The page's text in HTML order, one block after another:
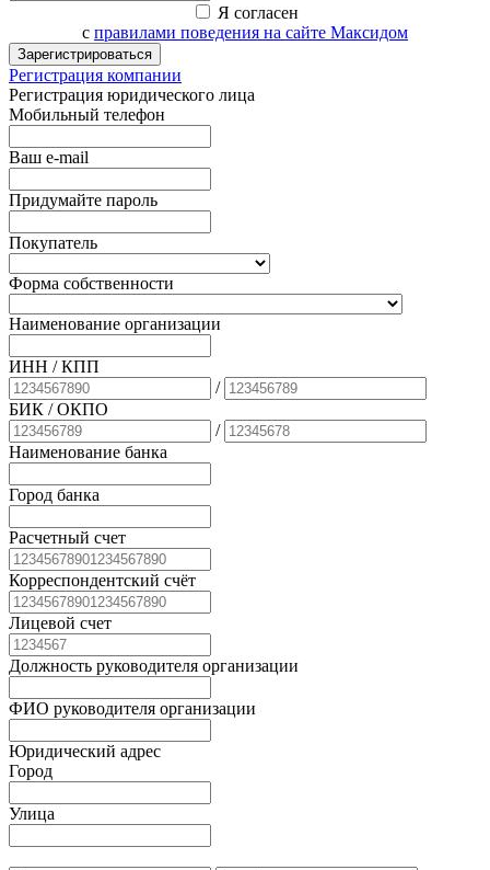
Я согласен
с правилами поведения на сайте Максидом
Зарегистрироваться
Регистрация компании
Регистрация юридического лица
Мобильный телефон
Ваш e-mail
Придумайте пароль
Покупатель
Форма собственности
Наименование организации
ИНН / КПП
/
БИК / ОКПО
/
Наименование банка
Город банка
Расчетный счет
Корреспондентский счёт
Лицевой счет
Должность руководителя организации
ФИО руководителя организации
Юридический адрес
Город
Улица